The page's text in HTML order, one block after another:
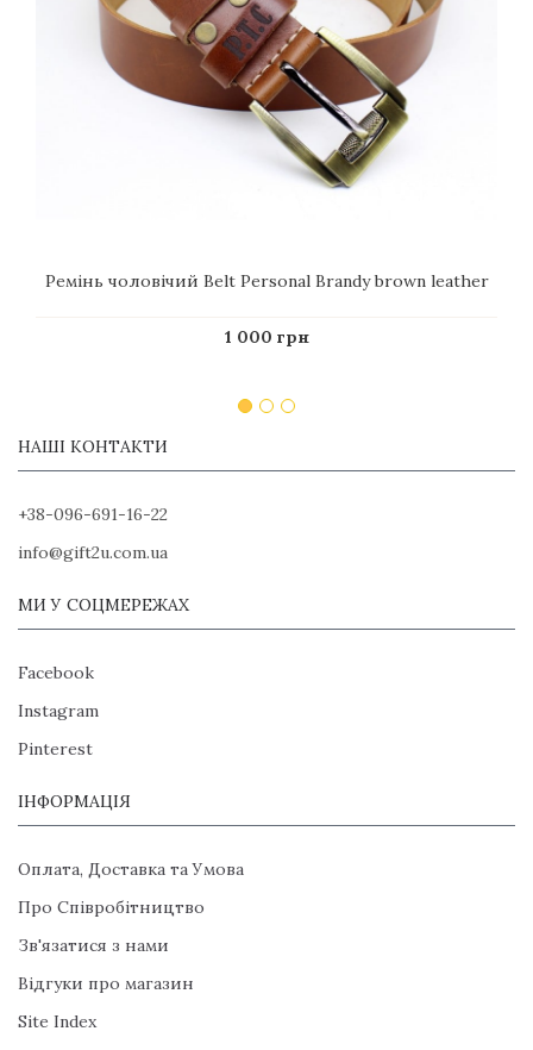
Ремінь чоловічий Belt Personal Brandy brown leather
1 000 грн
НАШІ КОНТАКТИ
+38-096-691-16-22
info@gift2u.com.ua
МИ У СОЦМЕРЕЖАХ
Facebook
Instagram
Pinterest
ІНФОРМАЦІЯ
Оплата, Доставка та Умова
Про Співробітництво
Зв'язатися з нами
Відгуки про магазин
Site Index